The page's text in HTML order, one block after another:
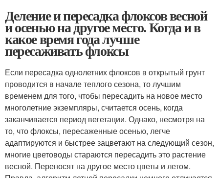
Деление и пересадка флоксов весной
и осенью на другое место. Когда и в
какое время года лучше
пересаживать флоксы
Если пересадка однолетних флоксов в открытый грунт
проводится в начале теплого сезона, то лучшим
временем для того, чтобы пересадить на новое место
многолетние экземпляры, считается осень, когда
заканчивается период вегетации. Однако, несмотря на
то, что флоксы, пересаженные осенью, легче
адаптируются и быстрее зацветают на следующий сезон,
многие цветоводы стараются пересадить это растение
весной. Переносят на другое место цветы и летом.